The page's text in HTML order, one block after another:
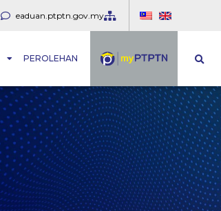
eaduan.ptptn.gov.my
PEROLEHAN